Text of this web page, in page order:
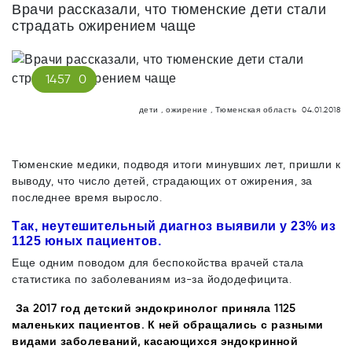
Врачи рассказали, что тюменские дети стали
страдать ожирением чаще
1457 0
дети , ожирение , Тюменская область 04.01.2018
Тюменские медики, подводя итоги минувших лет, пришли к
выводу, что число детей, страдающих от ожирения, за
последнее время выросло.
Так, неутешительный диагноз выявили у 23% из
1125 юных пациентов.
Еще одним поводом для беспокойства врачей стала
статистика по заболеваниям из-за йододефицита.
За 2017 год детский эндокринолог приняла 1125
маленьких пациентов. К ней обращались с разными
видами заболеваний, касающихся эндокринной